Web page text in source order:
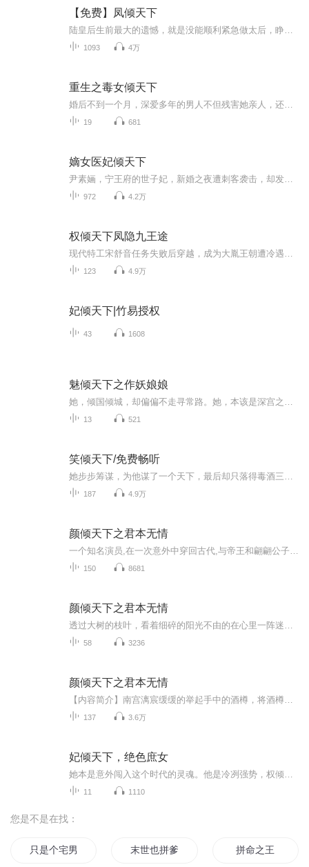
【免费】凤倾天下
1093 4万
重生之毒女倾天下
19 681
嫡女医妃倾天下
972 4.2万
权倾天下凤隐九王途
123 4.9万
妃倾天下|竹易授权
43 1608
魅倾天下之作妖娘娘
13 521
笑倾天下/免费畅听
187 4.9万
颜倾天下之君本无情
150 8681
颜倾天下之君本无情
58 3236
颜倾天下之君本无情
137 3.6万
妃倾天下，绝色庶女
11 1110
您是不是在找：
只是个宅男而已要不要这么拼末世也拼爹 拼命之王